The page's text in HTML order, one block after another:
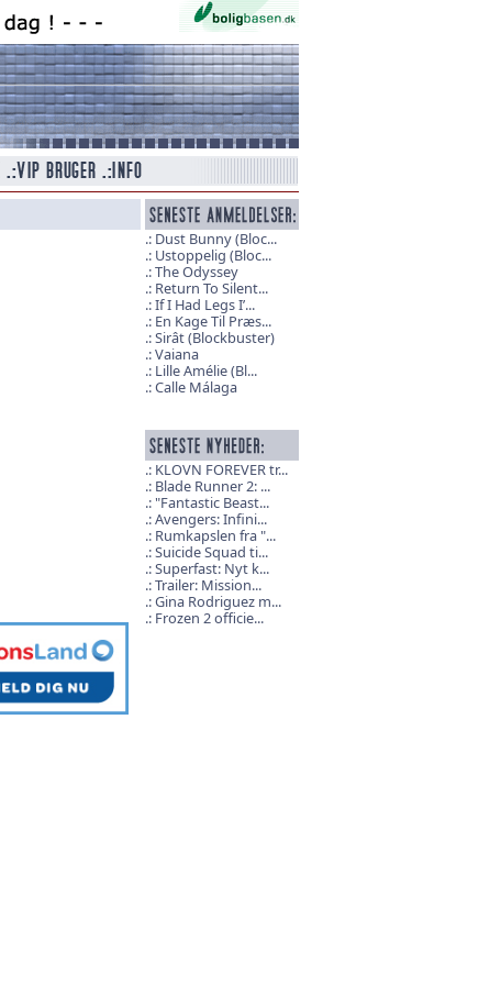
Dust Bunny (Bloc...
Ustoppelig (Bloc...
The Odyssey
Return To Silent...
If I Had Legs I’...
En Kage Til Præs...
Sirât (Blockbuster)
Vaiana
Lille Amélie (Bl...
Calle Málaga
KLOVN FOREVER tr...
Blade Runner 2: ...
"Fantastic Beast...
Avengers: Infini...
Rumkapslen fra "...
Suicide Squad ti...
Superfast: Nyt k...
Trailer: Mission...
Gina Rodriguez m...
Frozen 2 officie...